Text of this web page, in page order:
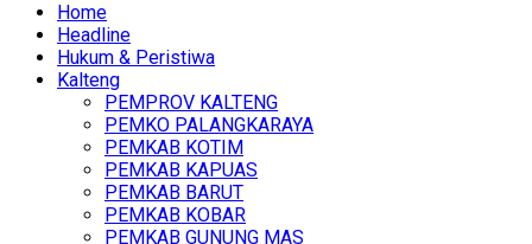
Home
Headline
Hukum & Peristiwa
Kalteng
PEMPROV KALTENG
PEMKO PALANGKARAYA
PEMKAB KOTIM
PEMKAB KAPUAS
PEMKAB BARUT
PEMKAB KOBAR
PEMKAB GUNUNG MAS